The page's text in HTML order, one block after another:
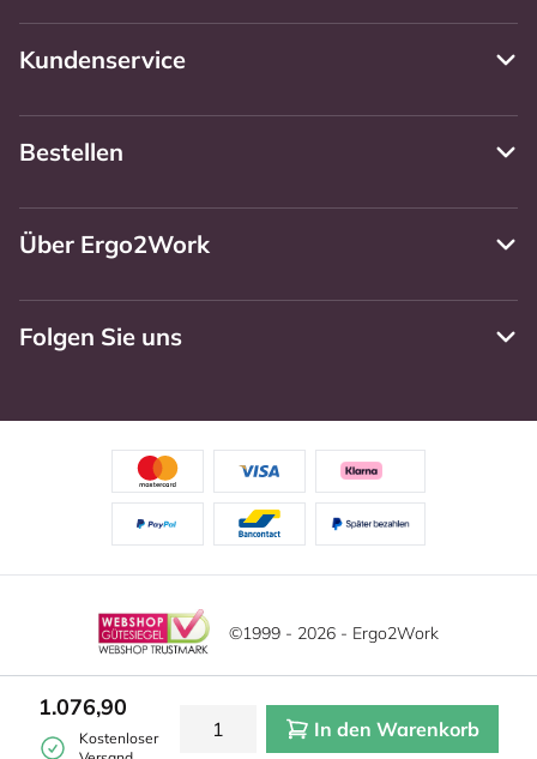
1.076,90
Kostenloser
In den Warenkorb
Kundenservice
Bestellen
Über Ergo2Work
Folgen Sie uns
©1999 - 2026 - Ergo2Work
Haftungsausschluss
Allgemeine Geschäftsbedingungen
Cookie-Einstellungen